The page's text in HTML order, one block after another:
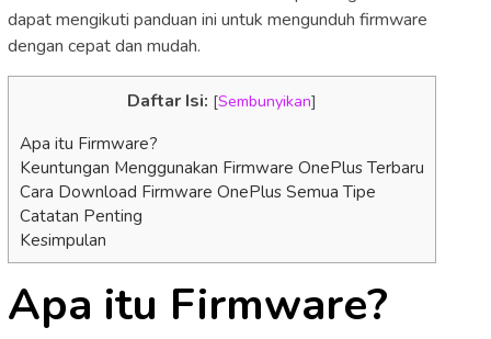
dapat mengikuti panduan ini untuk mengunduh firmware
dengan cepat dan mudah.
Daftar Isi: [Sembunyikan]
Apa itu Firmware?
Keuntungan Menggunakan Firmware OnePlus Terbaru
Cara Download Firmware OnePlus Semua Tipe
Catatan Penting
Kesimpulan
Apa itu Firmware?